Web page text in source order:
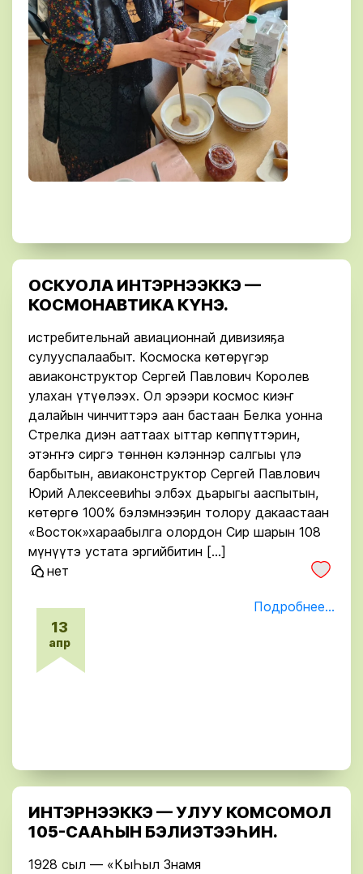
13
апр
ОСКУОЛА ИНТЭРНЭЭККЭ —
КОСМОНАВТИКА КҮНЭ.
истребительнай авиационнай дивизияҕа
сулууспалаабыт. Космоска көтөрүгэр
авиаконструктор Сергей Павлович Королев
улахан үтүөлээх. Ол эрээри космос киэҥ
далайын чинчиттэрэ аан бастаан Белка уонна
Стрелка диэн ааттаах ыттар көппүттэрин,
этэҥҥэ сиргэ төннөн кэлэннэр салгыы үлэ
барбытын, авиаконструктор Сергей Павлович
Юрий Алексеевиһы элбэх дьарыгы ааспытын,
көтөргө 100% бэлэмнээҕин толору дакаастаан
«Восток»хараабылга олордон Сир шарын 108
мүнүүтэ устата эргийбитин […]
нет
Подробнее...
ИНТЭРНЭЭККЭ — УЛУУ КОМСОМОЛ
105-СААҺЫН БЭЛИЭТЭЭҺИН.
1928 сыл — «КыҺыл Знамя